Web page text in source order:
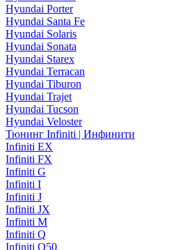
Hyundai Porter
Hyundai Santa Fe
Hyundai Solaris
Hyundai Sonata
Hyundai Starex
Hyundai Terracan
Hyundai Tiburon
Hyundai Trajet
Hyundai Tucson
Hyundai Veloster
Тюнинг Infiniti | Инфинити
Infiniti EX
Infiniti FX
Infiniti G
Infiniti I
Infiniti J
Infiniti JX
Infiniti M
Infiniti Q
Infiniti Q50